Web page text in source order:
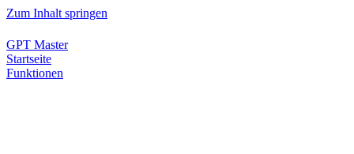
Zum Inhalt springen
GPT Master
Startseite
Funktionen